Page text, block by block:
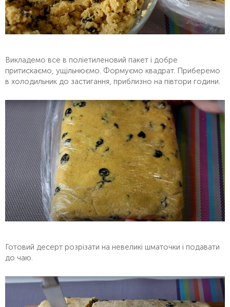
Викладемо все в поліетиленовий пакет і добре
притискаємо, ущільнюємо. Формуємо квадрат. Приберемо
в холодильник до застигання, приблизно на півтори години.
Готовий десерт розрізати на невеликі шматочки і подавати
до чаю.